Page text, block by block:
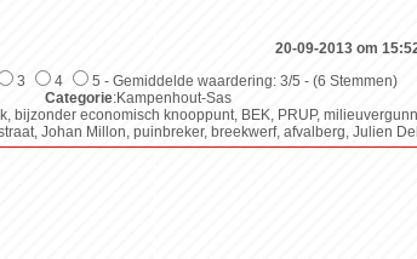
20-09-2013 om
3 4
5 - Gemiddelde waardering: 3/5 - (6 Stemmen)
Categorie:Kampenhout-Sas
bijzonder economisch knooppunt, BEK, PRUP,
Johan Millon, puinbreker, breekwerf, afvalberg, Julien